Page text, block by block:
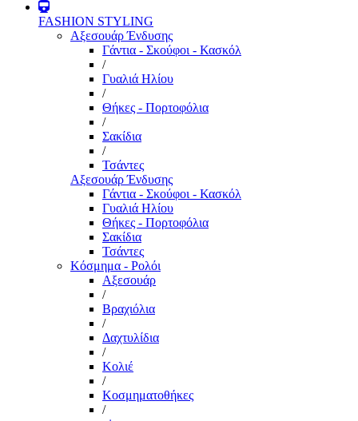
FASHION STYLING
Αξεσουάρ Ένδυσης
Γάντια - Σκούφοι - Κασκόλ
/
Γυαλιά Ηλίου
/
Θήκες - Πορτοφόλια
/
Σακίδια
/
Τσάντες
Αξεσουάρ Ένδυσης
Γάντια - Σκούφοι - Κασκόλ
Γυαλιά Ηλίου
Θήκες - Πορτοφόλια
Σακίδια
Τσάντες
Κόσμημα - Ρολόι
Αξεσουάρ
/
Βραχιόλια
/
Δαχτυλίδια
/
Κολιέ
/
Κοσμηματοθήκες
/